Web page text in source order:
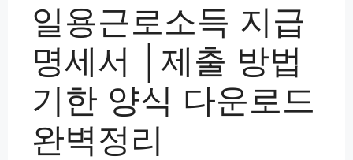
일용근로소득 지급
명세서 │제출 방법
기한 양식 다운로드
완벽정리